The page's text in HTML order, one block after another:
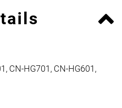
CN-HG701, CN-HG601,